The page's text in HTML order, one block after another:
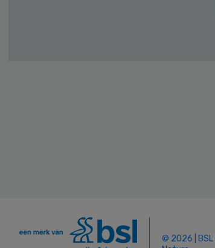
© 2026 | BSL